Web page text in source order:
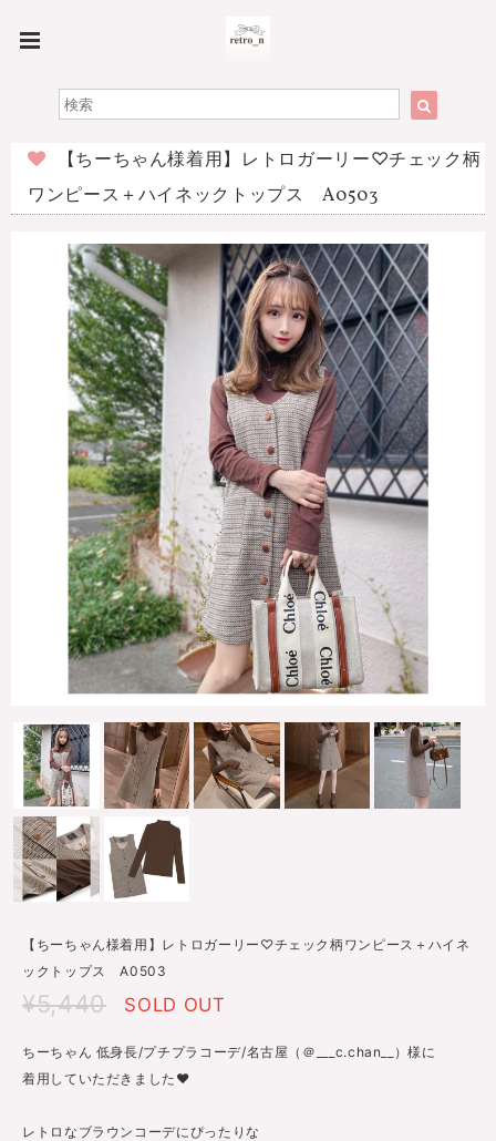
【ちーちゃん様着用】レトロガーリー♡チェック柄
ワンピース＋ハイネックトップス A0503
【ちーちゃん様着用】レトロガーリー♡チェック柄ワンピース＋ハイネ
ックトップス A0503
¥5,440 SOLD OUT
ちーちゃん 低身長/プチプラコーデ/名古屋（＠___c.chan__）様に
着用していただきました♥
レトロなブラウンコーデにぴったりな